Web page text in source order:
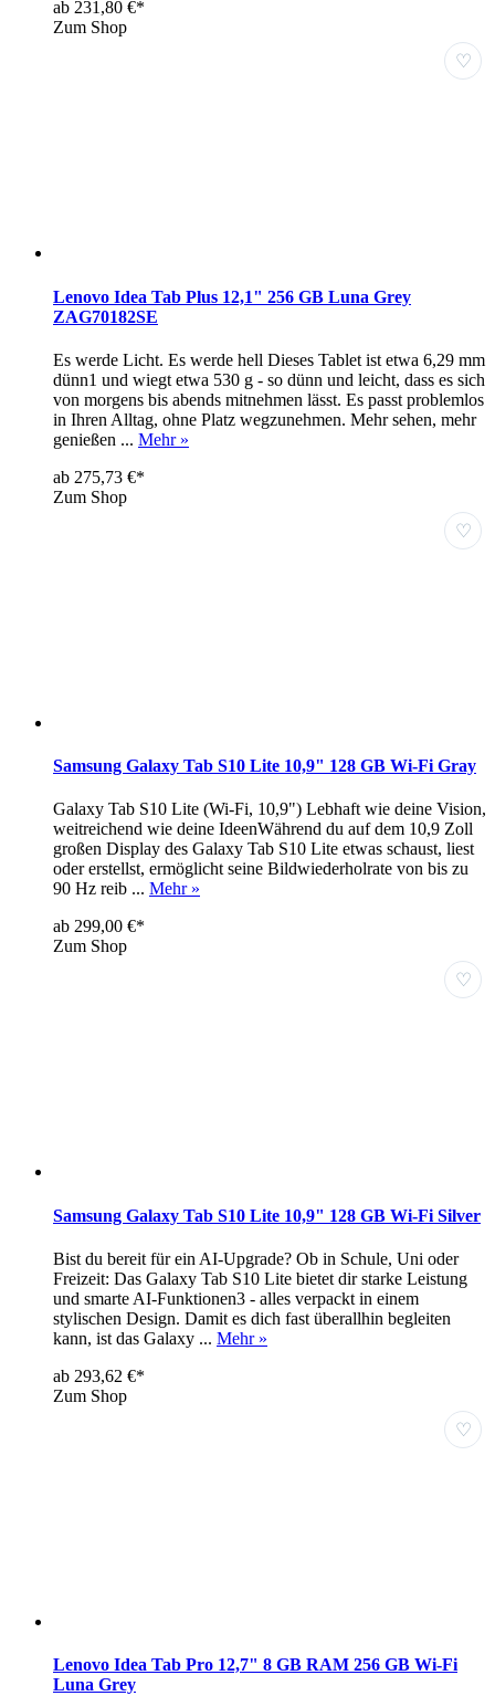
ab 231,80 €*
Zum Shop
♡
Lenovo Idea Tab Plus 12,1" 256 GB Luna Grey
ZAG70182SE
Es werde Licht. Es werde hell Dieses Tablet ist etwa 6,29 mm
dünn1 und wiegt etwa 530 g - so dünn und leicht, dass es sich
von morgens bis abends mitnehmen lässt. Es passt problemlos
in Ihren Alltag, ohne Platz wegzunehmen. Mehr sehen, mehr
genießen ... Mehr »
ab 275,73 €*
Zum Shop
♡
Samsung Galaxy Tab S10 Lite 10,9" 128 GB Wi-Fi Gray
Galaxy Tab S10 Lite (Wi-Fi, 10,9") Lebhaft wie deine Vision,
weitreichend wie deine IdeenWährend du auf dem 10,9 Zoll
großen Display des Galaxy Tab S10 Lite etwas schaust, liest
oder erstellst, ermöglicht seine Bildwiederholrate von bis zu
90 Hz reib ... Mehr »
ab 299,00 €*
Zum Shop
♡
Samsung Galaxy Tab S10 Lite 10,9" 128 GB Wi-Fi Silver
Bist du bereit für ein AI-Upgrade? Ob in Schule, Uni oder
Freizeit: Das Galaxy Tab S10 Lite bietet dir starke Leistung
und smarte AI-Funktionen3 - alles verpackt in einem
stylischen Design. Damit es dich fast überallhin begleiten
kann, ist das Galaxy ... Mehr »
ab 293,62 €*
Zum Shop
♡
Lenovo Idea Tab Pro 12,7" 8 GB RAM 256 GB Wi-Fi
Luna Grey